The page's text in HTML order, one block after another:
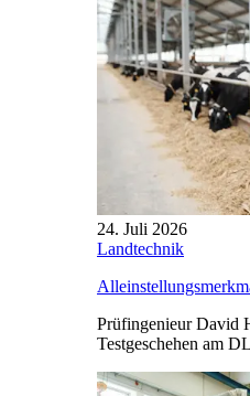
24. Juli 2026
Landtechnik
Prüfingenieur David
Testgeschehen am